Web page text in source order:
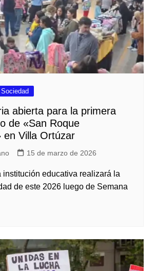
Sociedad
abierta para la primera
de «San Roque
en Villa Ortúzar
15 de marzo de 2026
institución educativa realizará la
de este 2026 luego de Semana